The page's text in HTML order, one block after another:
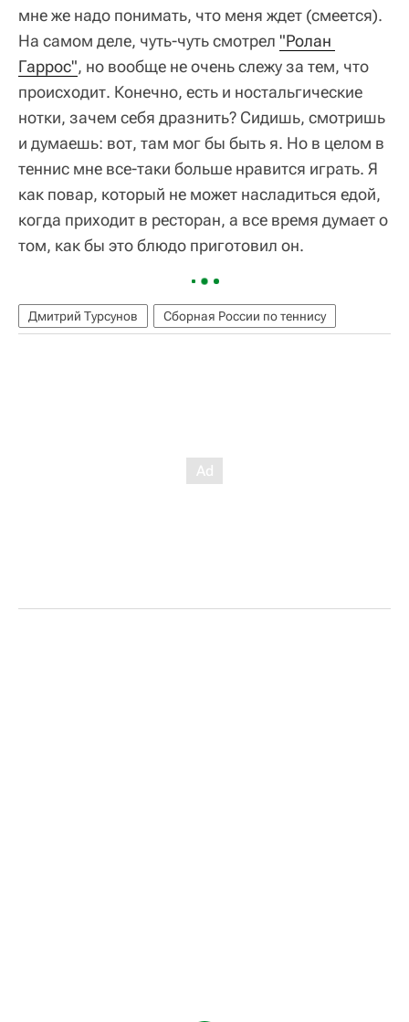
мне же надо понимать, что меня ждет (смеется).
На самом деле, чуть-чуть смотрел "Ролан
Гаррос", но вообще не очень слежу за тем, что
происходит. Конечно, есть и ностальгические
нотки, зачем себя дразнить? Сидишь, смотришь
и думаешь: вот, там мог бы быть я. Но в целом в
теннис мне все-таки больше нравится играть. Я
как повар, который не может насладиться едой,
когда приходит в ресторан, а все время думает о
том, как бы это блюдо приготовил он.
Дмитрий Турсунов Сборная России по теннису